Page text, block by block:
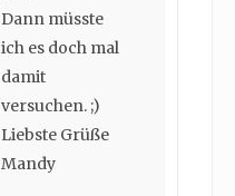
Dann müsste
ich es doch mal
damit
versuchen. ;)
Liebste Grüße
Mandy